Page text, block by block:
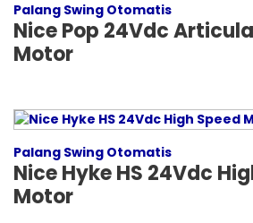
Palang Swing Otomatis
Nice Pop 24Vdc
Motor
Palang Swing Otomatis
Nice Hyke HS 24Vdc
Motor